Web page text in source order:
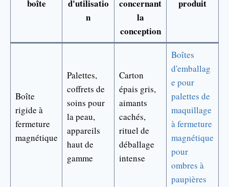
boîte
d'utilisatio
n
concernant
la
conception
produit
Boîte
rigide à
fermeture
magnétique
Palettes,
coffrets de
soins pour
la peau,
appareils
haut de
gamme
Carton
épais gris,
aimants
cachés,
rituel de
déballage
intense
Boîtes
d'emballag
e pour
palettes de
maquillage
à fermeture
magnétique
pour
ombres à
paupières